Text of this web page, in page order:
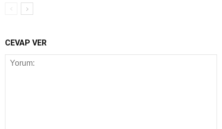
CEVAP VER